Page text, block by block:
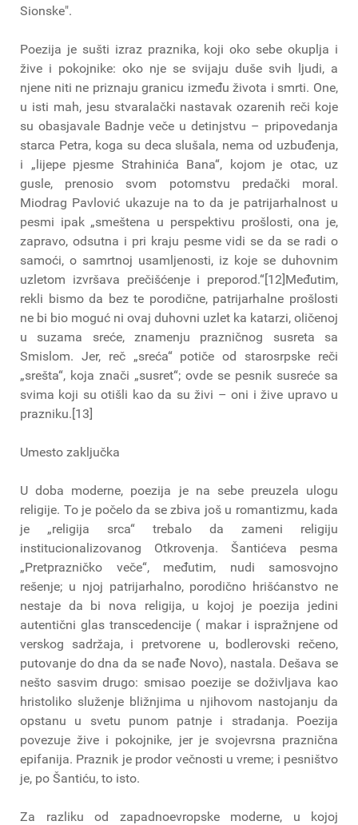
Sionske".
Poezija je sušti izraz praznika, koji oko sebe okuplja i
žive i pokojnike: oko nje se svijaju duše svih ljudi, a
njene niti ne priznaju granicu između života i smrti. One,
u isti mah, jesu stvaralački nastavak ozarenih reči koje
su obasjavale Badnje veče u detinjstvu – pripovedanja
starca Petra, koga su deca slušala, nema od uzbuđenja,
i „lijepe pjesme Strahinića Bana“, kojom je otac, uz
gusle, prenosio svom potomstvu predački moral.
Miodrag Pavlović ukazuje na to da je patrijarhalnost u
pesmi ipak „smeštena u perspektivu prošlosti, ona je,
zapravo, odsutna i pri kraju pesme vidi se da se radi o
samoći, o samrtnoj usamljenosti, iz koje se duhovnim
uzletom izvršava prečišćenje i preporod.“[12]Međutim,
rekli bismo da bez te porodične, patrijarhalne prošlosti
ne bi bio moguć ni ovaj duhovni uzlet ka katarzi, oličenoj
u suzama sreće, znamenju prazničnog susreta sa
Smislom. Jer, reč „sreća“ potiče od starosrpske reči
„srešta“, koja znači „susret“; ovde se pesnik susreće sa
svima koji su otišli kao da su živi – oni i žive upravo u
prazniku.[13]
Umesto zaključka
U doba moderne, poezija je na sebe preuzela ulogu
religije. To je počelo da se zbiva još u romantizmu, kada
je „religija srca“ trebalo da zameni religiju
institucionalizovanog Otkrovenja. Šantićeva pesma
„Pretprazničko veče“, međutim, nudi samosvojno
rešenje; u njoj patrijarhalno, porodično hrišćanstvo ne
nestaje da bi nova religija, u kojoj je poezija jedini
autentični glas transcedencije ( makar i ispražnjene od
verskog sadržaja, i pretvorene u, bodlerovski rečeno,
putovanje do dna da se nađe Novo), nastala. Dešava se
nešto sasvim drugo: smisao poezije se doživljava kao
hristoliko služenje bližnjima u njihovom nastojanju da
opstanu u svetu punom patnje i stradanja. Poezija
povezuje žive i pokojnike, jer je svojevrsna praznična
epifanija. Praznik je prodor večnosti u vreme; i pesništvo
je, po Šantiću, to isto.
Za razliku od zapadnoevropske moderne, u kojoj